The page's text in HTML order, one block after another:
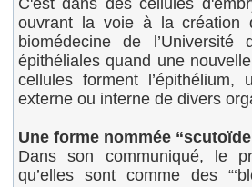
C'est dans des cellules
ouvrant la voie à la création
biomédecine de
épithéliales quand une
cellules forment
externe ou interne de divers
Une forme nommée
Dans son communiqué, le
qu’elles sont comme des